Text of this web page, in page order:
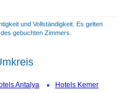
und Vollständigkeit. Es gelten
gebuchten Zimmers.
Antalya
Hotels Kemer